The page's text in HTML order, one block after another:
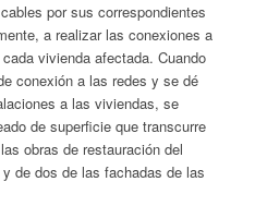
por sus correspondientes
a realizar las conexiones a
vivienda afectada. Cuando
conexión a las redes y se dé
a las viviendas, se
de superficie que transcurre
obras de restauración del
de dos de las fachadas de las